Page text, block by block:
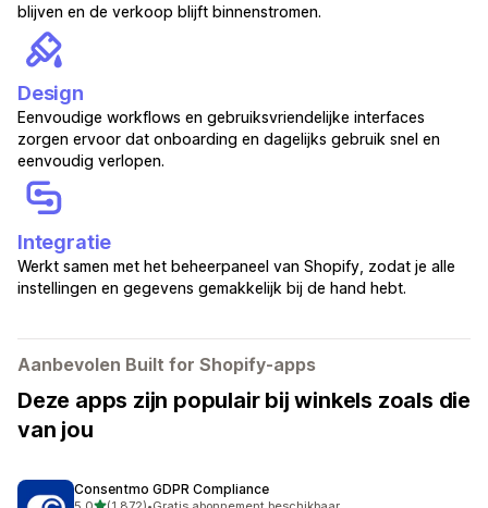
blijven en de verkoop blijft binnenstromen.
Design
Eenvoudige workflows en gebruiksvriendelijke interfaces
zorgen ervoor dat onboarding en dagelijks gebruik snel en
eenvoudig verlopen.
Integratie
Werkt samen met het beheerpaneel van Shopify, zodat je alle
instellingen en gegevens gemakkelijk bij de hand hebt.
Aanbevolen Built for Shopify-apps
Deze apps zijn populair bij winkels zoals die
van jou
Consentmo GDPR Compliance
van 5 sterren